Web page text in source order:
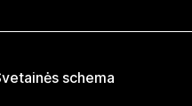
schema